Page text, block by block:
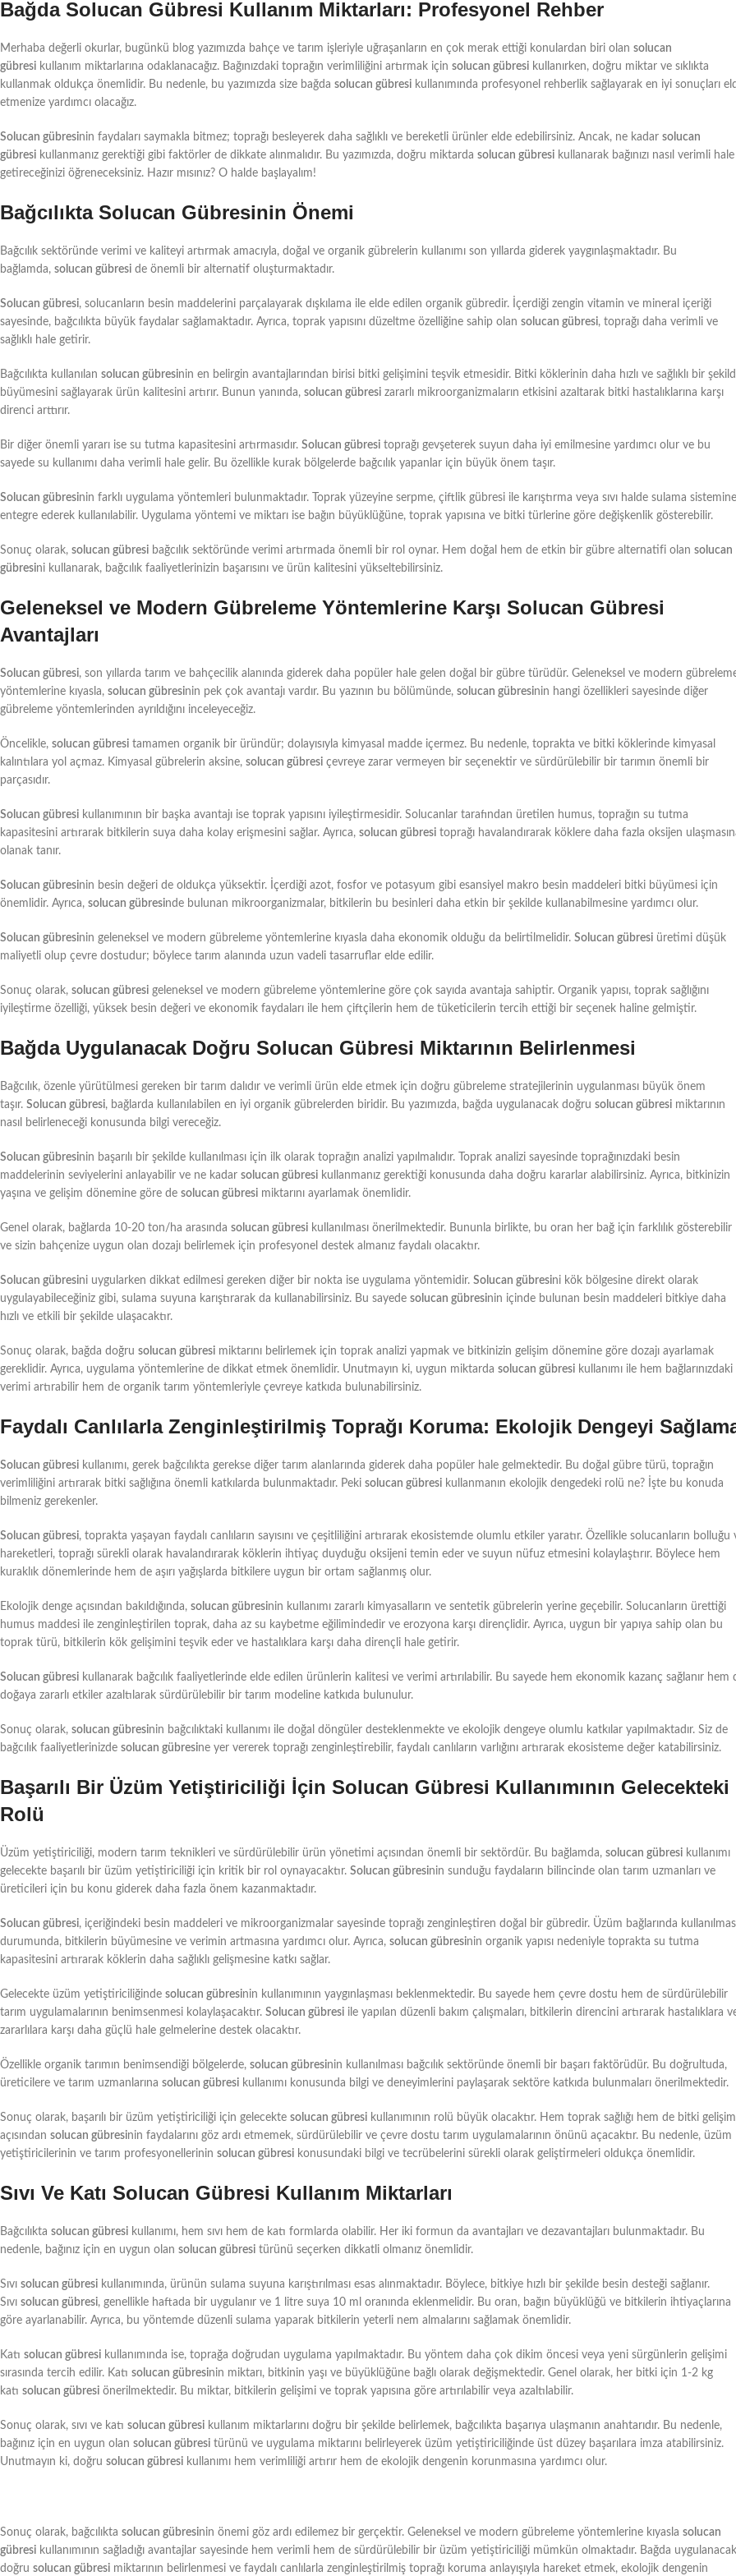
Bağda Solucan Gübresi Kullanım Miktarları: Profesyonel Rehber
Merhaba değerli okurlar, bugünkü blog yazımızda bahçe ve tarım işleriyle uğraşanların en çok merak ettiği konulardan biri olan solucan
gübresi kullanım miktarlarına odaklanacağız. Bağınızdaki toprağın verimliliğini artırmak için solucan gübresi kullanırken, doğru miktar ve sıklıkta
kullanmak oldukça önemlidir. Bu nedenle, bu yazımızda size bağda solucan gübresi kullanımında profesyonel rehberlik sağlayarak en iyi sonuçları
etmenize yardımcı olacağız.
Solucan gübresinin faydaları saymakla bitmez; toprağı besleyerek daha sağlıklı ve bereketli ürünler elde edebilirsiniz. Ancak, ne kadar solucan
gübresi kullanmanız gerektiği gibi faktörler de dikkate alınmalıdır. Bu yazımızda, doğru miktarda solucan gübresi kullanarak bağınızı nasıl verimli hale
getireceğinizi öğreneceksiniz. Hazır mısınız? O halde başlayalım!
Bağcılıkta Solucan Gübresinin Önemi
Bağcılık sektöründe verimi ve kaliteyi artırmak amacıyla, doğal ve organik gübrelerin kullanımı son yıllarda giderek yaygınlaşmaktadır. Bu
bağlamda, solucan gübresi de önemli bir alternatif oluşturmaktadır.
Solucan gübresi, solucanların besin maddelerini parçalayarak dışkılama ile elde edilen organik gübredir. İçerdiği zengin vitamin ve mineral içeriği
sayesinde, bağcılıkta büyük faydalar sağlamaktadır. Ayrıca, toprak yapısını düzeltme özelliğine sahip olan solucan gübresi, toprağı daha verimli ve
sağlıklı hale getirir.
Bağcılıkta kullanılan solucan gübresinin en belirgin avantajlarından birisi bitki gelişimini teşvik etmesidir. Bitki köklerinin daha hızlı ve sağlıklı bir
büyümesini sağlayarak ürün kalitesini artırır. Bunun yanında, solucan gübresi zararlı mikroorganizmaların etkisini azaltarak bitki hastalıklarına karşı
direnci arttırır.
Bir diğer önemli yararı ise su tutma kapasitesini artırmasıdır. Solucan gübresi toprağı gevşeterek suyun daha iyi emilmesine yardımcı olur ve bu
sayede su kullanımı daha verimli hale gelir. Bu özellikle kurak bölgelerde bağcılık yapanlar için büyük önem taşır.
Solucan gübresinin farklı uygulama yöntemleri bulunmaktadır. Toprak yüzeyine serpme, çiftlik gübresi ile karıştırma veya sıvı halde sulama sistemine
entegre ederek kullanılabilir. Uygulama yöntemi ve miktarı ise bağın büyüklüğüne, toprak yapısına ve bitki türlerine göre değişkenlik gösterebilir.
Sonuç olarak, solucan gübresi bağcılık sektöründe verimi artırmada önemli bir rol oynar. Hem doğal hem de etkin bir gübre alternatifi olan solucan
gübresini kullanarak, bağcılık faaliyetlerinizin başarısını ve ürün kalitesini yükseltebilirsiniz.
Geleneksel ve Modern Gübreleme Yöntemlerine Karşı Solucan Gübresi
Avantajları
Solucan gübresi, son yıllarda tarım ve bahçecilik alanında giderek daha popüler hale gelen doğal bir gübre türüdür. Geleneksel ve modern
yöntemlerine kıyasla, solucan gübresinin pek çok avantajı vardır. Bu yazının bu bölümünde, solucan gübresinin hangi özellikleri sayesinde diğer
gübreleme yöntemlerinden ayrıldığını inceleyeceğiz.
Öncelikle, solucan gübresi tamamen organik bir üründür; dolayısıyla kimyasal madde içermez. Bu nedenle, toprakta ve bitki köklerinde kimyasal
kalıntılara yol açmaz. Kimyasal gübrelerin aksine, solucan gübresi çevreye zarar vermeyen bir seçenektir ve sürdürülebilir bir tarımın önemli bir
parçasıdır.
Solucan gübresi kullanımının bir başka avantajı ise toprak yapısını iyileştirmesidir. Solucanlar tarafından üretilen humus, toprağın su tutma
kapasitesini artırarak bitkilerin suya daha kolay erişmesini sağlar. Ayrıca, solucan gübresi toprağı havalandırarak köklere daha fazla oksijen
olanak tanır.
Solucan gübresinin besin değeri de oldukça yüksektir. İçerdiği azot, fosfor ve potasyum gibi esansiyel makro besin maddeleri bitki büyümesi için
önemlidir. Ayrıca, solucan gübresinde bulunan mikroorganizmalar, bitkilerin bu besinleri daha etkin bir şekilde kullanabilmesine yardımcı olur.
Solucan gübresinin geleneksel ve modern gübreleme yöntemlerine kıyasla daha ekonomik olduğu da belirtilmelidir. Solucan gübresi üretimi düşük
maliyetli olup çevre dostudur; böylece tarım alanında uzun vadeli tasarruflar elde edilir.
Sonuç olarak, solucan gübresi geleneksel ve modern gübreleme yöntemlerine göre çok sayıda avantaja sahiptir. Organik yapısı, toprak sağlığını
iyileştirme özelliği, yüksek besin değeri ve ekonomik faydaları ile hem çiftçilerin hem de tüketicilerin tercih ettiği bir seçenek haline gelmiştir.
Bağda Uygulanacak Doğru Solucan Gübresi Miktarının Belirlenmesi
Bağcılık, özenle yürütülmesi gereken bir tarım dalıdır ve verimli ürün elde etmek için doğru gübreleme stratejilerinin uygulanması büyük önem
taşır. Solucan gübresi, bağlarda kullanılabilen en iyi organik gübrelerden biridir. Bu yazımızda, bağda uygulanacak doğru solucan gübresi miktarının
nasıl belirleneceği konusunda bilgi vereceğiz.
Solucan gübresinin başarılı bir şekilde kullanılması için ilk olarak toprağın analizi yapılmalıdır. Toprak analizi sayesinde toprağınızdaki besin
maddelerinin seviyelerini anlayabilir ve ne kadar solucan gübresi kullanmanız gerektiği konusunda daha doğru kararlar alabilirsiniz. Ayrıca, bitkinizin
yaşına ve gelişim dönemine göre de solucan gübresi miktarını ayarlamak önemlidir.
Genel olarak, bağlarda 10-20 ton/ha arasında solucan gübresi kullanılması önerilmektedir. Bununla birlikte, bu oran her bağ için farklılık gösterebilir
ve sizin bahçenize uygun olan dozajı belirlemek için profesyonel destek almanız faydalı olacaktır.
Solucan gübresini uygularken dikkat edilmesi gereken diğer bir nokta ise uygulama yöntemidir. Solucan gübresini kök bölgesine direkt olarak
uygulayabileceğiniz gibi, sulama suyuna karıştırarak da kullanabilirsiniz. Bu sayede solucan gübresinin içinde bulunan besin maddeleri bitkiye daha
hızlı ve etkili bir şekilde ulaşacaktır.
Sonuç olarak, bağda doğru solucan gübresi miktarını belirlemek için toprak analizi yapmak ve bitkinizin gelişim dönemine göre dozajı ayarlamak
gereklidir. Ayrıca, uygulama yöntemlerine de dikkat etmek önemlidir. Unutmayın ki, uygun miktarda solucan gübresi kullanımı ile hem bağlarınızdaki
verimi artırabilir hem de organik tarım yöntemleriyle çevreye katkıda bulunabilirsiniz.
Faydalı Canlılarla Zenginleştirilmiş Toprağı Koruma: Ekolojik Dengeyi
Solucan gübresi kullanımı, gerek bağcılıkta gerekse diğer tarım alanlarında giderek daha popüler hale gelmektedir. Bu doğal gübre türü, toprağın
verimliliğini artırarak bitki sağlığına önemli katkılarda bulunmaktadır. Peki solucan gübresi kullanmanın ekolojik dengedeki rolü ne? İşte bu konuda
bilmeniz gerekenler.
Solucan gübresi, toprakta yaşayan faydalı canlıların sayısını ve çeşitliliğini artırarak ekosistemde olumlu etkiler yaratır. Özellikle solucanların bolluğu
hareketleri, toprağı sürekli olarak havalandırarak köklerin ihtiyaç duyduğu oksijeni temin eder ve suyun nüfuz etmesini kolaylaştırır. Böylece hem
kuraklık dönemlerinde hem de aşırı yağışlarda bitkilere uygun bir ortam sağlanmış olur.
Ekolojik denge açısından bakıldığında, solucan gübresinin kullanımı zararlı kimyasalların ve sentetik gübrelerin yerine geçebilir. Solucanların ürettiği
humus maddesi ile zenginleştirilen toprak, daha az su kaybetme eğilimindedir ve erozyona karşı dirençlidir. Ayrıca, uygun bir yapıya sahip olan bu
toprak türü, bitkilerin kök gelişimini teşvik eder ve hastalıklara karşı daha dirençli hale getirir.
Solucan gübresi kullanarak bağcılık faaliyetlerinde elde edilen ürünlerin kalitesi ve verimi artırılabilir. Bu sayede hem ekonomik kazanç sağlanır hem
doğaya zararlı etkiler azaltılarak sürdürülebilir bir tarım modeline katkıda bulunulur.
Sonuç olarak, solucan gübresinin bağcılıktaki kullanımı ile doğal döngüler desteklenmekte ve ekolojik dengeye olumlu katkılar yapılmaktadır. Siz de
bağcılık faaliyetlerinizde solucan gübresine yer vererek toprağı zenginleştirebilir, faydalı canlıların varlığını artırarak ekosisteme değer katabilirsiniz.
Başarılı Bir Üzüm Yetiştiriciliği İçin Solucan Gübresi Kullanımının Gelecekteki
Rolü
Üzüm yetiştiriciliği, modern tarım teknikleri ve sürdürülebilir ürün yönetimi açısından önemli bir sektördür. Bu bağlamda, solucan gübresi kullanımı
gelecekte başarılı bir üzüm yetiştiriciliği için kritik bir rol oynayacaktır. Solucan gübresinin sunduğu faydaların bilincinde olan tarım uzmanları ve
üreticileri için bu konu giderek daha fazla önem kazanmaktadır.
Solucan gübresi, içeriğindeki besin maddeleri ve mikroorganizmalar sayesinde toprağı zenginleştiren doğal bir gübredir. Üzüm bağlarında
durumunda, bitkilerin büyümesine ve verimin artmasına yardımcı olur. Ayrıca, solucan gübresinin organik yapısı nedeniyle toprakta su tutma
kapasitesini artırarak köklerin daha sağlıklı gelişmesine katkı sağlar.
Gelecekte üzüm yetiştiriciliğinde solucan gübresinin kullanımının yaygınlaşması beklenmektedir. Bu sayede hem çevre dostu hem de sürdürülebilir
tarım uygulamalarının benimsenmesi kolaylaşacaktır. Solucan gübresi ile yapılan düzenli bakım çalışmaları, bitkilerin direncini artırarak hastalıklara
zararlılara karşı daha güçlü hale gelmelerine destek olacaktır.
Özellikle organik tarımın benimsendiği bölgelerde, solucan gübresinin kullanılması bağcılık sektöründe önemli bir başarı faktörüdür. Bu doğrultuda,
üreticilere ve tarım uzmanlarına solucan gübresi kullanımı konusunda bilgi ve deneyimlerini paylaşarak sektöre katkıda bulunmaları önerilmektedir.
Sonuç olarak, başarılı bir üzüm yetiştiriciliği için gelecekte solucan gübresi kullanımının rolü büyük olacaktır. Hem toprak sağlığı hem de bitki
açısından solucan gübresinin faydalarını göz ardı etmemek, sürdürülebilir ve çevre dostu tarım uygulamalarının önünü açacaktır. Bu nedenle, üzüm
yetiştiricilerinin ve tarım profesyonellerinin solucan gübresi konusundaki bilgi ve tecrübelerini sürekli olarak geliştirmeleri oldukça önemlidir.
Sıvı Ve Katı Solucan Gübresi Kullanım Miktarları
Bağcılıkta solucan gübresi kullanımı, hem sıvı hem de katı formlarda olabilir. Her iki formun da avantajları ve dezavantajları bulunmaktadır. Bu
nedenle, bağınız için en uygun olan solucan gübresi türünü seçerken dikkatli olmanız önemlidir.
Sıvı solucan gübresi kullanımında, ürünün sulama suyuna karıştırılması esas alınmaktadır. Böylece, bitkiye hızlı bir şekilde besin desteği sağlanır.
Sıvı solucan gübresi, genellikle haftada bir uygulanır ve 1 litre suya 10 ml oranında eklenmelidir. Bu oran, bağın büyüklüğü ve bitkilerin ihtiyaçlarına
göre ayarlanabilir. Ayrıca, bu yöntemde düzenli sulama yaparak bitkilerin yeterli nem almalarını sağlamak önemlidir.
Katı solucan gübresi kullanımında ise, toprağa doğrudan uygulama yapılmaktadır. Bu yöntem daha çok dikim öncesi veya yeni sürgünlerin gelişimi
sırasında tercih edilir. Katı solucan gübresinin miktarı, bitkinin yaşı ve büyüklüğüne bağlı olarak değişmektedir. Genel olarak, her bitki için 1-2 kg
katı solucan gübresi önerilmektedir. Bu miktar, bitkilerin gelişimi ve toprak yapısına göre artırılabilir veya azaltılabilir.
Sonuç olarak, sıvı ve katı solucan gübresi kullanım miktarlarını doğru bir şekilde belirlemek, bağcılıkta başarıya ulaşmanın anahtarıdır. Bu nedenle,
bağınız için en uygun olan solucan gübresi türünü ve uygulama miktarını belirleyerek üzüm yetiştiriciliğinde üst düzey başarılara imza atabilirsiniz.
Unutmayın ki, doğru solucan gübresi kullanımı hem verimliliği artırır hem de ekolojik dengenin korunmasına yardımcı olur.
Sonuç olarak, bağcılıkta solucan gübresinin önemi göz ardı edilemez bir gerçektir. Geleneksel ve modern gübreleme yöntemlerine kıyasla solucan
gübresi kullanımının sağladığı avantajlar sayesinde hem verimli hem de sürdürülebilir bir üzüm yetiştiriciliği mümkün olmaktadır. Bağda uygulanacak
doğru solucan gübresi miktarının belirlenmesi ve faydalı canlılarla zenginleştirilmiş toprağı koruma anlayışıyla hareket etmek, ekolojik dengenin